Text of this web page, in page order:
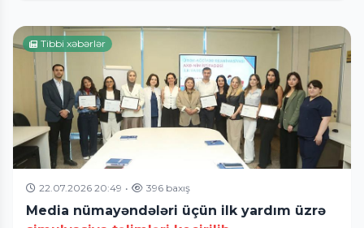
Tibbi xəbərlər
22.07.2026 20:49 • 396 baxış
Media nümayəndələri üçün ilk yardım üzrə